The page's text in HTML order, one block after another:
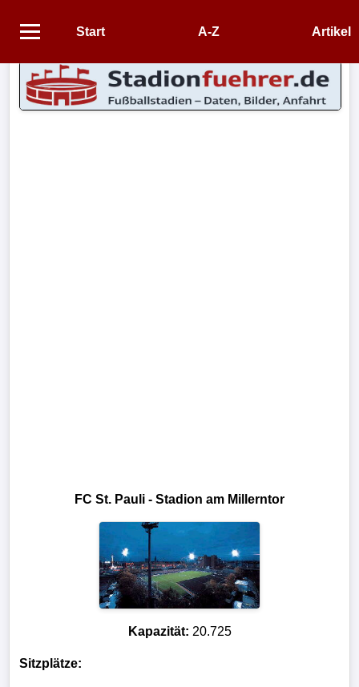
Start A-Z Artikel
Startseite
FC St. Pauli - Stadion am Millerntor
Kapazität: 20.725
Sitzplätze: